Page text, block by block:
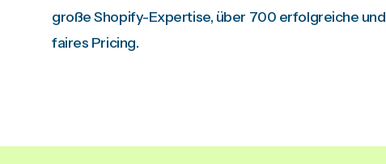
große Shopify-Expertise, über 700 erfolgreiche
faires Pricing.